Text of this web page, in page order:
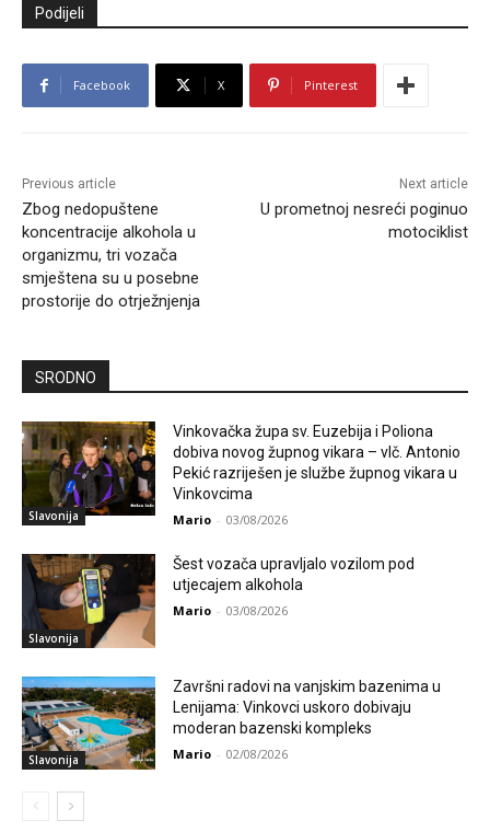
Podijeli
Facebook X Pinterest
Previous article
Zbog nedopuštene
koncentracije alkohola u
organizmu, tri vozača
smještena su u posebne
prostorije do otrježnjenja
Next article
U prometnoj nesreći poginuo
motociklist
SRODNO
Slavonija
Vinkovačka župa sv. Euzebija i Poliona
dobiva novog župnog vikara – vlč. Antonio
Pekić razriješen je službe župnog vikara u
Vinkovcima
Mario - 03/08/2026
Slavonija
Šest vozača upravljalo vozilom pod
utjecajem alkohola
Mario - 03/08/2026
Slavonija
Završni radovi na vanjskim bazenima u
Lenijama: Vinkovci uskoro dobivaju
moderan bazenski kompleks
Mario - 02/08/2026